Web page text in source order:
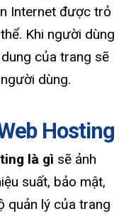
Internet được trỏ
Khi người dùng
của trang sẽ
dùng.
Hosting
là gì sẽ ảnh
suất, bảo mật,
quản lý của trang